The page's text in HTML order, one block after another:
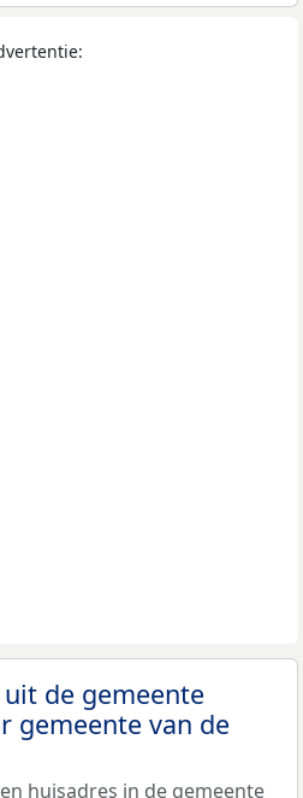
de gemeente
gemeente van de
huisadres in de gemeente